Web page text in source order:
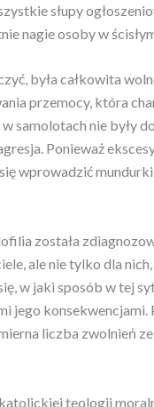
słupy
nagie osoby w
była całkowita
przemocy, która
samolotach nie były
Ponieważ
wprowadzić
została
ale nie tylko dla
w jaki sposób w tej
jego konsekwencjami.
liczba zwolnień
teologii